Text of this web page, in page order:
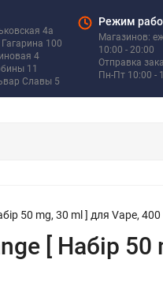
4а
100
4
11
Славы 5
Режим
Магазинов:
10:00 - 20:00
Отправка
Пн-Пт 10:00 -
50 mg, 30 ml ] для Vape, 400
[ Набір